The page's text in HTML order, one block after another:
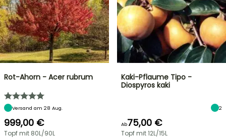
Rot-Ahorn - Acer rubrum
Versand am 28 Aug.
999,00 €
Topf mit 80L/90L
Kaki-Pflaume Tipo -
Diospyros kaki
2
Ab75,00 €
Topf mit 12L/15L